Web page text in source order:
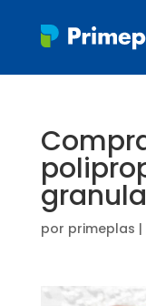
por primeplas |